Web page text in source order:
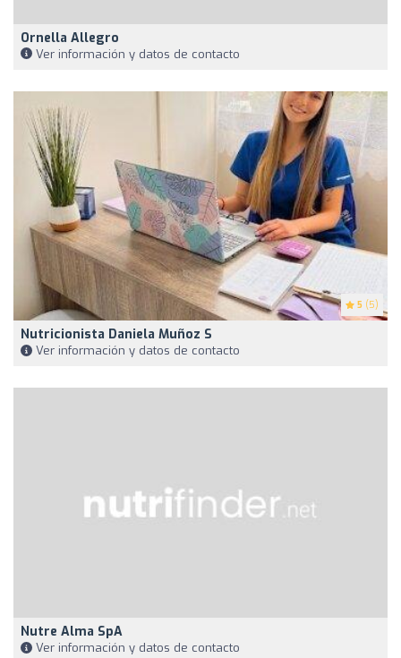
Ornella Allegro
Ver información y datos de contacto
5 (5)
Nutricionista Daniela Muñoz S
Ver información y datos de contacto
Nutre Alma SpA
Ver información y datos de contacto